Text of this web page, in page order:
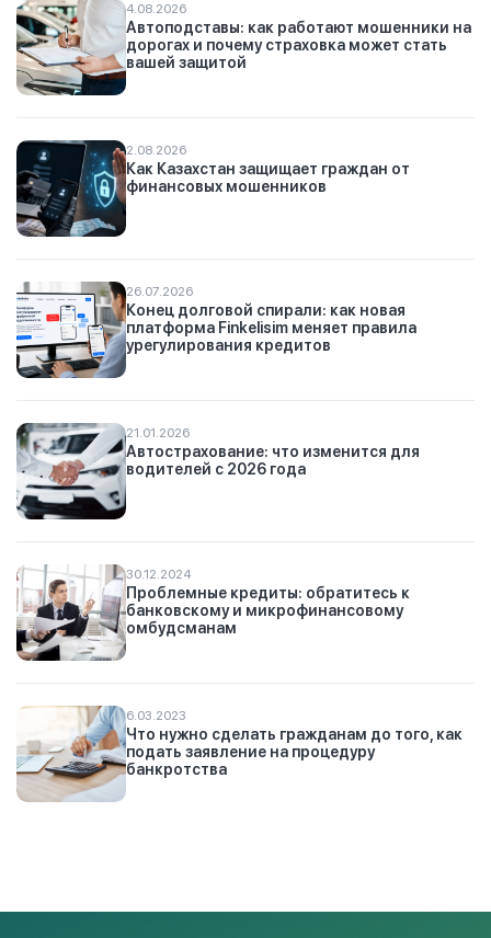
4.08.2026
Автоподставы: как работают мошенники на
дорогах и почему страховка может стать
вашей защитой
2.08.2026
Как Казахстан защищает граждан от
финансовых мошенников
26.07.2026
Конец долговой спирали: как новая
платформа Finkelisim меняет правила
урегулирования кредитов
21.01.2026
Автострахование: что изменится для
водителей с 2026 года
30.12.2024
Проблемные кредиты: обратитесь к
банковскому и микрофинансовому
омбудсманам
6.03.2023
Что нужно сделать гражданам до того, как
подать заявление на процедуру
банкротства